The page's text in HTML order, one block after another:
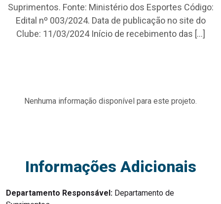
Suprimentos. Fonte: Ministério dos Esportes Código:
Edital nº 003/2024. Data de publicação no site do
Clube: 11/03/2024 Início de recebimento das […]
Nenhuma informação disponível para este projeto.
Informações Adicionais
Departamento Responsável: Departamento de